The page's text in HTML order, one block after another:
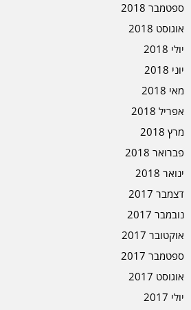
ספטמבר 2018
אוגוסט 2018
יולי 2018
יוני 2018
מאי 2018
אפריל 2018
מרץ 2018
פברואר 2018
ינואר 2018
דצמבר 2017
נובמבר 2017
אוקטובר 2017
ספטמבר 2017
אוגוסט 2017
יולי 2017